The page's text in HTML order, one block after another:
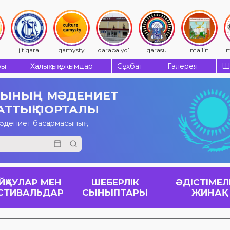
qamysty qarabalyq1 qarasu mailin mendiqara
Халықтық ұжымдар Сұхбат Галерея
МӘДЕНИЕТ
ПОРТАЛЫ
басқармасының
МЕН
ШЕБЕРЛІК
СЫНЫПТАРЫ
ЖИНАҚ